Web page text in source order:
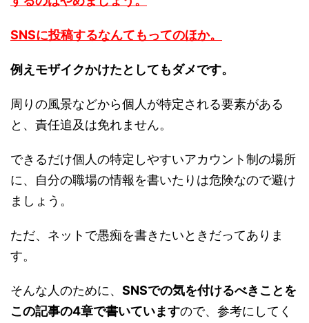
SNSに投稿するなんてもってのほか。
例えモザイクかけたとしてもダメです。
周りの風景などから個人が特定される要素がある
と、責任追及は免れません。
できるだけ個人の特定しやすいアカウント制の場所
に、自分の職場の情報を書いたりは危険なので避け
ましょう。
ただ、ネットで愚痴を書きたいときだってありま
す。
そんな人のために、 SNSでの気を付けるべきことを
この記事の4章で書いていますので、参考にしてく